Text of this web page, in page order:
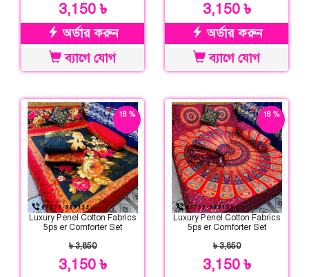
3,150 ৳
অর্ডার করুন
ব্যাগে যোগ
3,150 ৳
অর্ডার করুন
ব্যাগে যোগ
18 %
Luxury Penel Cotton Fabrics
5ps er Comforter Set
৳ 3,850
3,150 ৳
18 %
Luxury Penel Cotton Fabrics
5ps er Comforter Set
৳ 3,850
3,150 ৳